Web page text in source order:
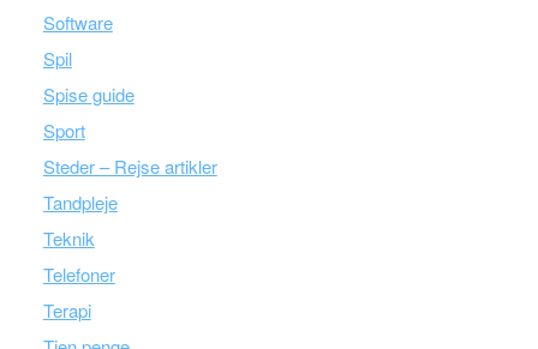
Software
Spil
Spise guide
Sport
Steder – Rejse artikler
Tandpleje
Teknik
Telefoner
Terapi